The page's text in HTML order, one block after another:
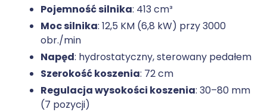
Pojemność silnika: 413 cm³
Moc silnika: 12,5 KM (6,8 kW) przy 3000
obr./min
Napęd: hydrostatyczny, sterowany pedałem
Szerokość koszenia: 72 cm
Regulacja wysokości koszenia: 30–80 mm
(7 pozycji)